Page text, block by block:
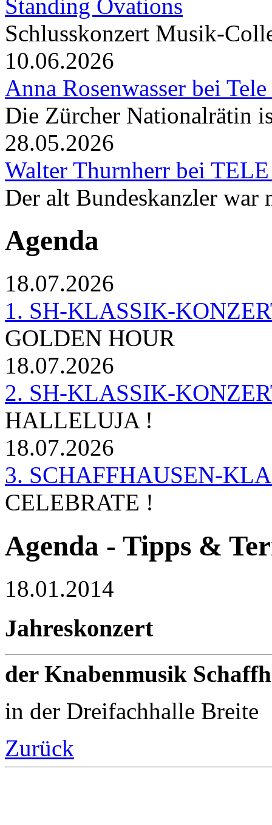
Standing Ovations
Schlusskonzert Musik-
10.06.2026
Anna Rosenwasser bei
Die Zürcher Nationalrätin
28.05.2026
Walter Thurnherr bei
Der alt Bundeskanzler war
Agenda
18.07.2026
1. SH-KLASSIK-
GOLDEN HOUR
18.07.2026
2. SH-KLASSIK-
HALLELUJA !
18.07.2026
3. SCHAFFHAUSEN-
CELEBRATE !
Agenda - Tipps &
18.01.2014
Jahreskonzert
der Knabenmusik
in der Dreifachhalle Breite
Zurück